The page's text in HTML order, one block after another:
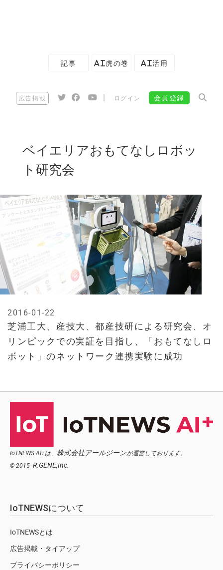
記事 AI虎の巻 AI活用
広告掲載 ログイン 会員登録
ベイエリアおもてなしロボッ
ト研究会
芝浦工大、産技大、都産技研による研究会、オ
リンピックでの実証を目指し、「おもてなしロ
ボット」のネットワーク連携実験に成功
2016-01-22
IoTNEWS AI+は、 株式会社アールジーンが運営しております。
© 2015- R.GENE,Inc.
IoTNEWSについて
IoTNEWSとは
広告掲載・タイアップ
プライバシーポリシー